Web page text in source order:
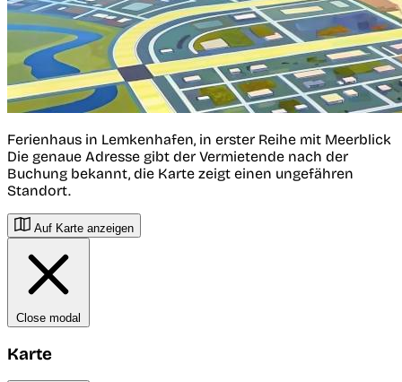
Ferienhaus in Lemkenhafen, in erster Reihe mit Meerblick
Die genaue Adresse gibt der Vermietende nach der
Buchung bekannt, die Karte zeigt einen ungefähren
Standort.
Auf Karte anzeigen
Close modal
Karte